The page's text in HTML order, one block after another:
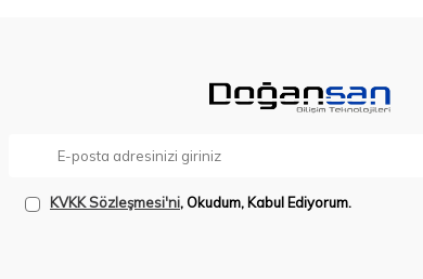
KVKK Sözleşmesi'ni, Okudum, Kabul Ediyorum.